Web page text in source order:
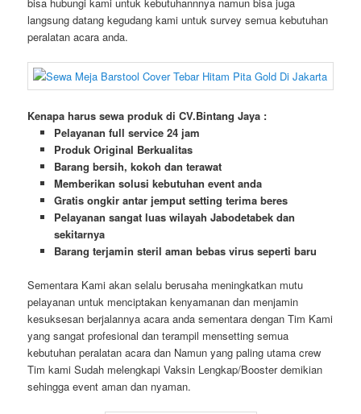
langsung datang kegudang kami untuk survey semua kebutuhan
peralatan acara anda.
Kenapa harus sewa produk di CV.Bintang Jaya :
Pelayanan full service 24 jam
Produk Original Berkualitas
Barang bersih, kokoh dan terawat
Memberikan solusi kebutuhan event anda
Gratis ongkir antar jemput setting terima beres
Pelayanan sangat luas wilayah Jabodetabek dan
sekitarnya
Barang terjamin steril aman bebas virus seperti baru
Sementara Kami akan selalu berusaha meningkatkan mutu
pelayanan untuk menciptakan kenyamanan dan menjamin
kesuksesan berjalannya acara anda sementara dengan Tim Kami
yang sangat profesional dan terampil mensetting semua
kebutuhan peralatan acara dan Namun yang paling utama crew
Tim kami Sudah melengkapi Vaksin Lengkap/Booster demikian
sehingga event aman dan nyaman.